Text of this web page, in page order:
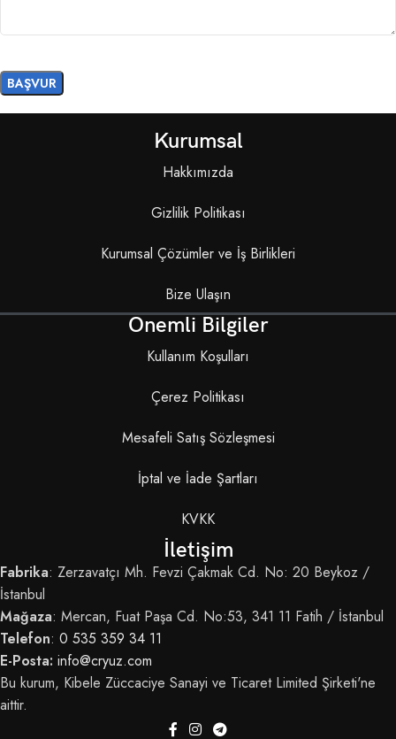
Kurumsal
Hakkımızda
Gizlilik Politikası
Kurumsal Çözümler ve İş Birlikleri
Bize Ulaşın
Önemli Bilgiler
Kullanım Koşulları
Çerez Politikası
Mesafeli Satış Sözleşmesi
İptal ve İade Şartları
KVKK
İletişim
Fabrika: Zerzavatçı Mh. Fevzi Çakmak Cd. No: 20 Beykoz /
İstanbul
Mağaza: Mercan, Fuat Paşa Cd. No:53, 341 11 Fatih / İstanbul
Telefon: 0 535 359 34 11
E-Posta: info@cryuz.com
Bu kurum, Kibele Züccaciye Sanayi ve Ticaret Limited Şirketi'ne
aittir.